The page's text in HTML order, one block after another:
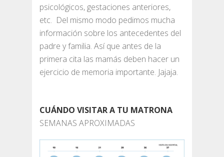
psicológicos, gestaciones anteriores,
etc. Del mismo modo pedimos mucha
información sobre los antecedentes del
padre y familia. Así que antes de la
primera cita las mamás deben hacer un
ejercicio de memoria importante. Jajaja.
CUÁNDO VISITAR A TU MATRONA
SEMANAS APROXIMADAS